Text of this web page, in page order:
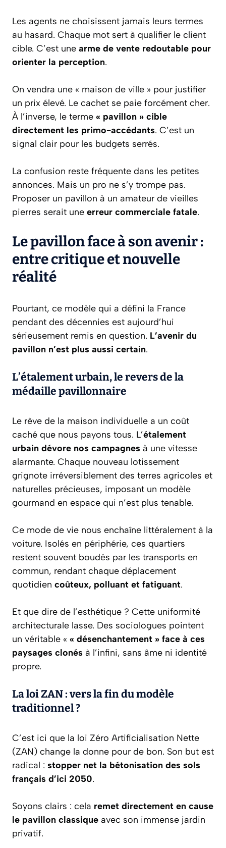
Les agents ne choisissent jamais leurs termes
au hasard. Chaque mot sert à qualifier le client
cible. C’est une arme de vente redoutable pour
orienter la perception.
On vendra une « maison de ville » pour justifier
un prix élevé. Le cachet se paie forcément cher.
À l’inverse, le terme « pavillon » cible
directement les primo-accédants. C’est un
signal clair pour les budgets serrés.
La confusion reste fréquente dans les petites
annonces. Mais un pro ne s’y trompe pas.
Proposer un pavillon à un amateur de vieilles
pierres serait une erreur commerciale fatale.
Le pavillon face à son avenir :
entre critique et nouvelle
réalité
Pourtant, ce modèle qui a défini la France
pendant des décennies est aujourd’hui
sérieusement remis en question. L’avenir du
pavillon n’est plus aussi certain.
L’étalement urbain, le revers de la
médaille pavillonnaire
Le rêve de la maison individuelle a un coût
caché que nous payons tous. L’étalement
urbain dévore nos campagnes à une vitesse
alarmante. Chaque nouveau lotissement
grignote irréversiblement des terres agricoles et
naturelles précieuses, imposant un modèle
gourmand en espace qui n’est plus tenable.
Ce mode de vie nous enchaîne littéralement à la
voiture. Isolés en périphérie, ces quartiers
restent souvent boudés par les transports en
commun, rendant chaque déplacement
quotidien coûteux, polluant et fatiguant.
Et que dire de l’esthétique ? Cette uniformité
architecturale lasse. Des sociologues pointent
un véritable « « désenchantement » face à ces
paysages clonés à l’infini, sans âme ni identité
propre.
La loi ZAN : vers la fin du modèle
traditionnel ?
C’est ici que la loi Zéro Artificialisation Nette
(ZAN) change la donne pour de bon. Son but est
radical : stopper net la bétonisation des sols
français d’ici 2050.
Soyons clairs : cela remet directement en cause
le pavillon classique avec son immense jardin
privatif.